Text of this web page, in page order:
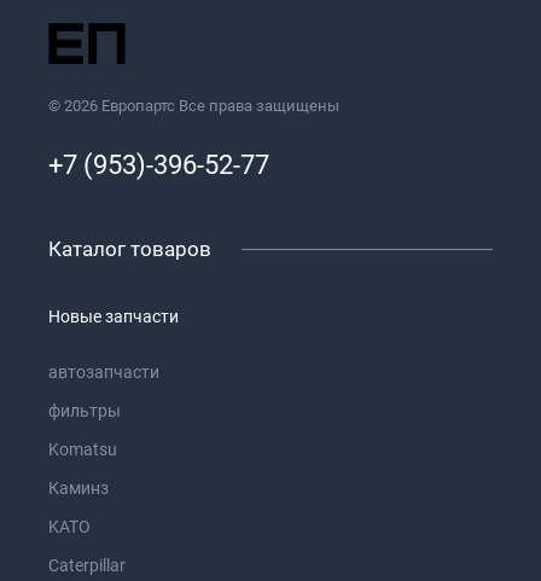
© 2026 Европартс Все права защищены
+7 (953)-396-52-77
Каталог товаров
Новые запчасти
автозапчасти
фильтры
Komatsu
Каминз
KATO
Caterpillar